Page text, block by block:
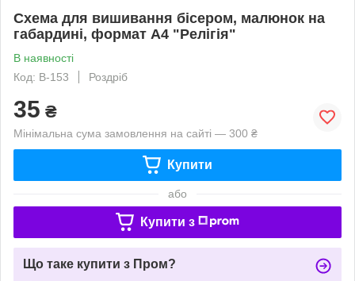
Схема для вишивання бісером, малюнок на
габардині, формат А4 "Релігія"
В наявності
Код: В-153
Роздріб
35 ₴
Мінімальна сума замовлення на сайті — 300 ₴
Купити
або
Купити з
Що таке купити з Пром?